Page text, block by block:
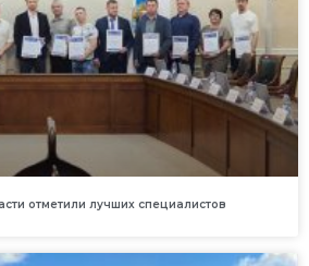
отметили лучших специалистов